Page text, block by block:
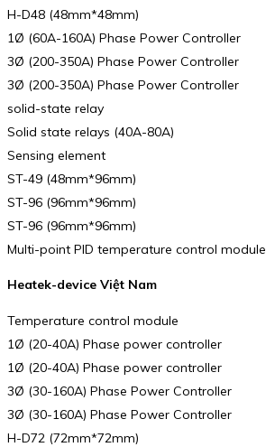
H-D48 (48mm*48mm)
1Ø (60A-160A) Phase Power Controller
3Ø (200-350A) Phase Power Controller
3Ø (200-350A) Phase Power Controller
solid-state relay
Solid state relays (40A-80A)
Sensing element
ST-49 (48mm*96mm)
ST-96 (96mm*96mm)
ST-96 (96mm*96mm)
Multi-point PID temperature control module
Heatek-device Việt Nam
Temperature control module
1Ø (20-40A) Phase power controller
1Ø (20-40A) Phase power controller
3Ø (30-160A) Phase Power Controller
3Ø (30-160A) Phase Power Controller
H-D72 (72mm*72mm)